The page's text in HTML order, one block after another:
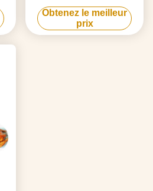
porte en verre
Obtenez le meilleur
prix